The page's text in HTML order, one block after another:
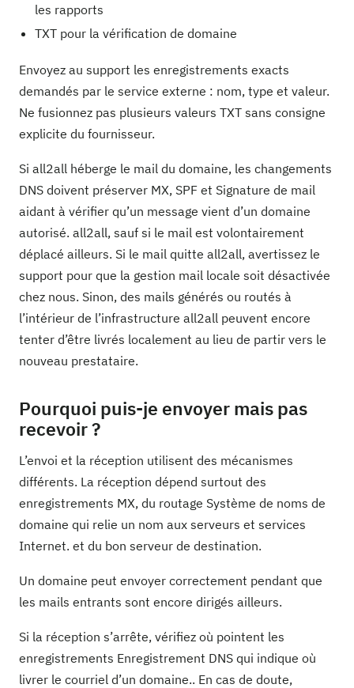
les rapports
TXT pour la vérification de domaine
Envoyez au support les enregistrements exacts
demandés par le service externe : nom, type et valeur.
Ne fusionnez pas plusieurs valeurs TXT sans consigne
explicite du fournisseur.
Si all2all héberge le mail du domaine, les changements
DNS doivent préserver MX, SPF et Signature de mail
aidant à vérifier qu’un message vient d’un domaine
autorisé. all2all, sauf si le mail est volontairement
déplacé ailleurs. Si le mail quitte all2all, avertissez le
support pour que la gestion mail locale soit désactivée
chez nous. Sinon, des mails générés ou routés à
l’intérieur de l’infrastructure all2all peuvent encore
tenter d’être livrés localement au lieu de partir vers le
nouveau prestataire.
Pourquoi puis-je envoyer mais pas
recevoir ?
L’envoi et la réception utilisent des mécanismes
différents. La réception dépend surtout des
enregistrements MX, du routage Système de noms de
domaine qui relie un nom aux serveurs et services
Internet. et du bon serveur de destination.
Un domaine peut envoyer correctement pendant que
les mails entrants sont encore dirigés ailleurs.
Si la réception s’arrête, vérifiez où pointent les
enregistrements Enregistrement DNS qui indique où
livrer le courriel d’un domaine.. En cas de doute,